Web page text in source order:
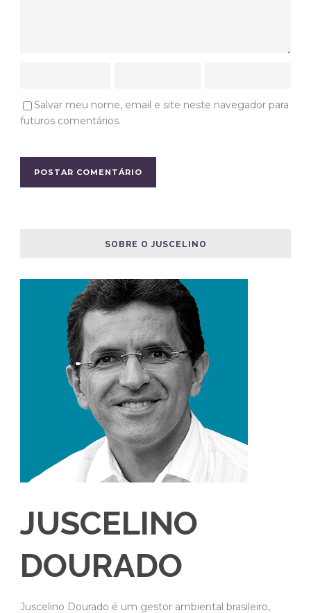
Salvar meu nome, email e site neste navegador para
futuros comentários.
SOBRE O JUSCELINO
JUSCELINO
DOURADO
Juscelino Dourado é um gestor ambiental brasileiro,